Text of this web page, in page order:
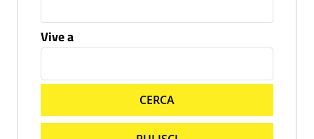
Vive a
CERCA